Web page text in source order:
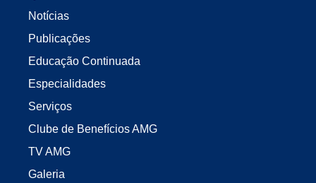
Notícias
Publicações
Educação Continuada
Especialidades
Serviços
Clube de Benefícios AMG
TV AMG
Galeria